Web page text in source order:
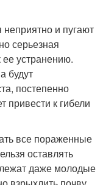
и пугают
серьезная
ее устранению.
будут
постепенно
привести к гибели
все пораженные
оставлять
даже молодые